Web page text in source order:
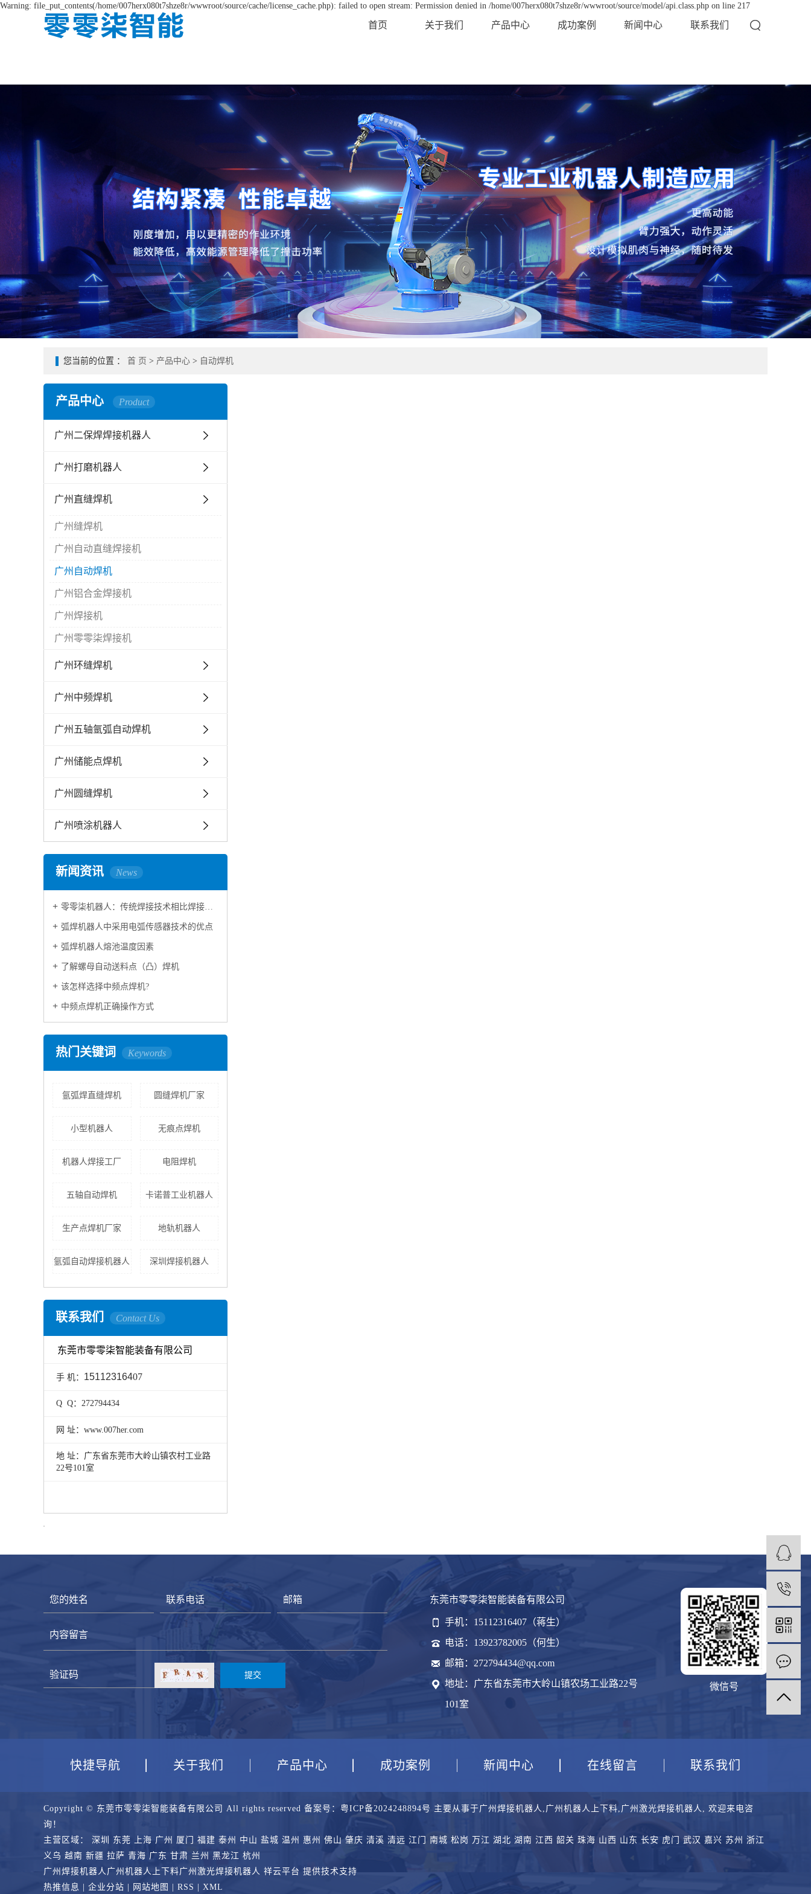
Warning: file_put_contents(/home/007herx080t7shze8r/wwwroot/source/cache/license_cache.php): failed to open stream: Permission denied in /home/007herx080t7shze8r/wwwroot/source/model/api.class.php on line 217
首页 关于我们 产品中心 成功案例 新闻中心 联系我们
您当前的位置 ： 首 页 > 产品中心 > 自动焊机
产品中心 Product
广州二保焊焊接机器人
广州打磨机器人
广州直缝焊机
广州缝焊机
广州自动直缝焊接机
广州自动焊机
广州铝合金焊接机
广州焊接机
广州零零柒焊接机
广州环缝焊机
广州中频焊机
广州五轴氩弧自动焊机
广州储能点焊机
广州圆缝焊机
广州喷涂机器人
新闻资讯 News
零零柒机器人：传统焊接技术相比焊接机器人技术区别
弧焊机器人中采用电弧传感器技术的优点
弧焊机器人熔池温度因素
了解螺母自动送料点（凸）焊机
该怎样选择中频点焊机?
中频点焊机正确操作方式
热门关键词 Keywords
氩弧焊直缝焊机 圆缝焊机厂家
小型机器人 无痕点焊机
机器人焊接工厂 电阻焊机
五轴自动焊机 卡诺普工业机器人
生产点焊机厂家 地轨机器人
氩弧自动焊接机器人 深圳焊接机器人
联系我们 Contact Us
东莞市零零柒智能装备有限公司
手 机： 15112316407
Q Q：272794434
网 址：www.007her.com
地 址： 广东省东莞市大岭山镇农村工业路
22号101室
东莞市零零柒智能装备有限公司
手机：15112316407（蒋生）
电话：13923782005（何生）
邮箱：272794434@qq.com
地址：广东省东莞市大岭山镇农场工业路22号
101室
微信号
快捷导航 关于我们 产品中心 成功案例 新闻中心 在线留言 联系我们
Copyright © 东莞市零零柒智能装备有限公司 All rights reserved 备案号： 粤ICP备2024248894号 主要从事于广州焊接机器人 广州机器人上下料 广州激光焊接机器人
, 欢迎来电咨
询！
主营区域： 深圳 东莞 上海 广州 厦门 福建 泰州 中山 盐城 温州 惠州 佛山 肇庆 清溪 清远 江门 南城 松岗 万江 湖北 湖南 江西 韶关 珠海 山西 山东 长安 虎门 武汉 嘉兴 苏州 浙江
义乌 越南 新疆 拉萨 青海 广东 甘肃 兰州 黑龙江 杭州
广州焊接机器人 广州机器人上下料广州激光焊接机器人 祥云平台 提供技术支持
热推信息
企业分站 网站地图 RSS XML